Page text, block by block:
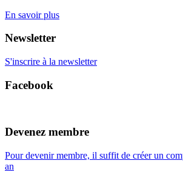
En savoir plus
Newsletter
S'inscrire à la newsletter
Facebook
Devenez membre
Pour devenir membre, il suffit de créer un
an